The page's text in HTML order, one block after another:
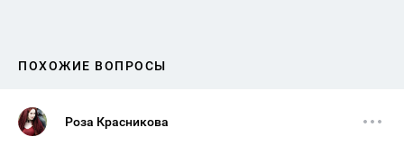
ПОХОЖИЕ ВОПРОСЫ
Роза Красникова